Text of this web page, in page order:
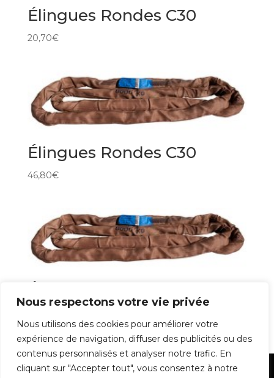
Nous respectons votre vie privée
Nous utilisons des cookies pour améliorer votre
expérience de navigation, diffuser des publicités ou des
contenus personnalisés et analyser notre trafic. En
cliquant sur "Accepter tout", vous consentez à notre
Élingues Rondes C30
20,70€
Élingues Rondes C30
46,80€
Mentions Légales